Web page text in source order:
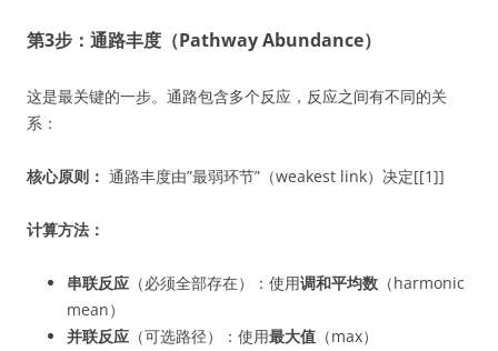
第3步：通路丰度（Pathway Abundance）
这是最关键的一步。通路包含多个反应，反应之间有不同的关
系：
核心原则： 通路丰度由”最弱环节”（weakest link）决定[[1]]
计算方法：
串联反应 （必须全部存在）：使用调和平均数 （harmonic
mean）
并联反应 （可选路径）：使用最大值 （max）